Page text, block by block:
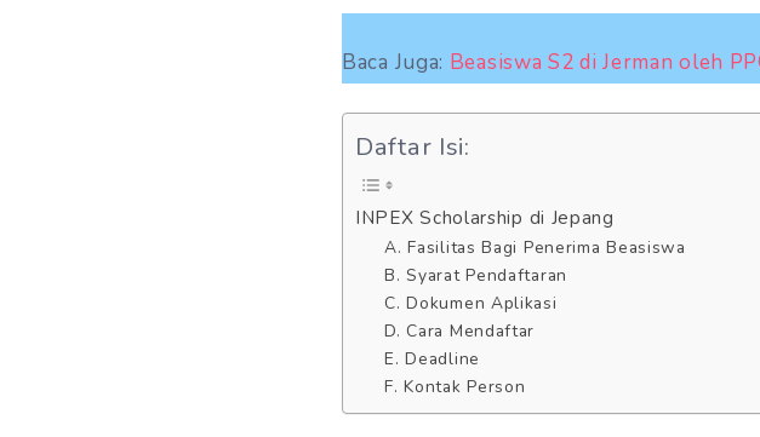
Baca Juga: Beasiswa S2 di Jerman oleh
Daftar Isi:
INPEX Scholarship di Jepang
A. Fasilitas Bagi Penerima Beasiswa
B. Syarat Pendaftaran
C. Dokumen Aplikasi
D. Cara Mendaftar
E. Deadline
F. Kontak Person